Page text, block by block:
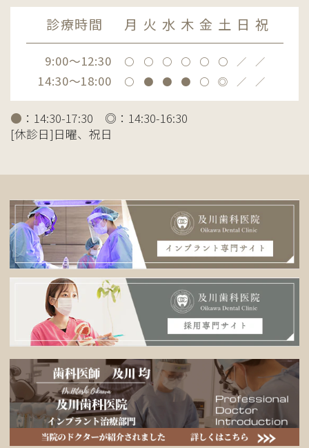
診療時間 月 火 水 木 金 土 日 祝
9:00～12:30 〇 〇 〇 〇 〇 〇 ／ ／
14:30～18:00 〇 ● ● ● 〇 ◎ ／ ／
● ：14:30-17:30 ◎：14:30-16:30
[休診日]日曜、祝日